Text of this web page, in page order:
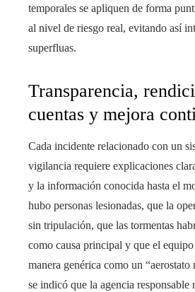
temporales se apliquen de forma
al nivel de riesgo real, evitando así
superfluas.
Transparencia,
cuentas y mejora
Cada incidente relacionado con un
vigilancia requiere explicaciones
y la información conocida hasta el
hubo personas lesionadas, que la
sin tripulación, que las tormentas
como causa principal y que el
manera genérica como un “aerostato
se indicó que la agencia responsable